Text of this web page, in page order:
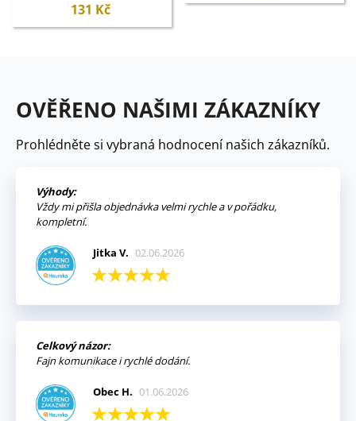
131 Kč
OVĚŘENO NAŠIMI ZÁKAZNÍKY
Prohlédněte si vybraná hodnocení našich zákazníků.
Výhody:
Vždy mi přišla objednávka velmi rychle a v pořádku,
kompletní.
Jitka V. 02.06.2026
Celkový názor:
Fajn komunikace i rychlé dodání.
Obec H. 01.06.2026